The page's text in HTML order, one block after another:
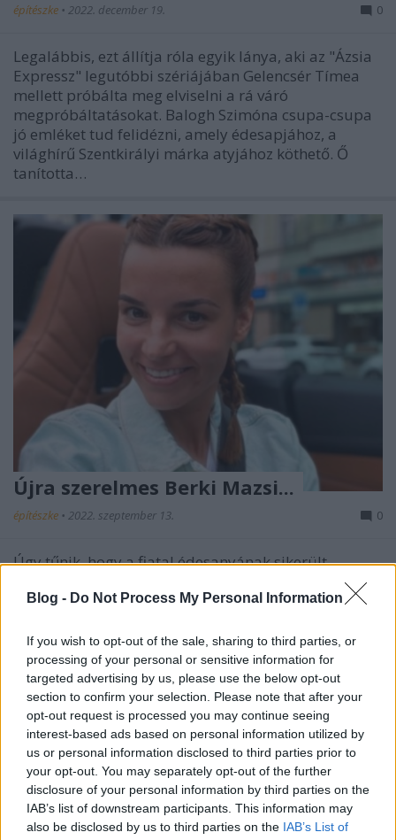
Blog - Do Not Process My Personal Information
If you wish to opt-out of the sale, sharing to third parties, or
processing of your personal or sensitive information for
targeted advertising by us, please use the below opt-out
section to confirm your selection. Please note that after your
opt-out request is processed you may continue seeing
interest-based ads based on personal information utilized by
us or personal information disclosed to third parties prior to
your opt-out. You may separately opt-out of the further
disclosure of your personal information by third parties on the
IAB’s list of downstream participants. This information may
also be disclosed by us to third parties on the IAB’s List of
építészke • 2022. december 19. 0
Legalábbis, ezt állítja róla egyik lánya, aki az "Ázsia
Expressz" legutóbbi szériájában Gelencsér Tímea
mellett próbálta meg elviselni a rá váró
megpróbáltatásokat. Balogh Szimóna csupa-csupa
jó emléket tud felidézni, amely édesapjához, a
világhírű Szentkirályi márka atyjához köthető. Ő
tanította…
Újra szerelmes Berki Mazsi...
építészke • 2022. szeptember 13. 0
Úgy tűnik, hogy a fiatal édesanyának sikerült
továbblépnie férje tragikus hirtelenséggel történt
elvesztésén, és már egy sikeres üzletember karjaiban
látták együtt egy Zoltán nevű fiatalemberrel, akivel -
úgy tűnik - elég szoros a kapcsolata.…